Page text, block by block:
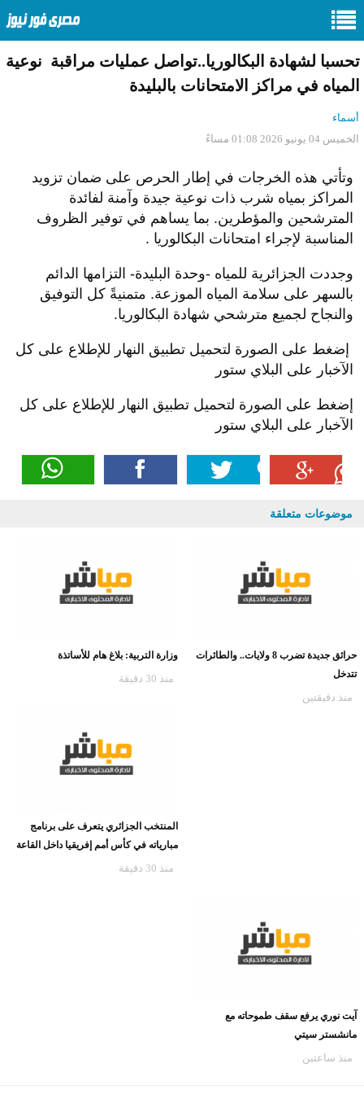
تحسبا لشهادة البكالوريا..تواصل عمليات مراقبة نوعية
المياه في مراكز الامتحانات بالبليدة
أسماء
الخميس 04 يونيو 2026 01:08 مساءً
وتأتي هذه الخرجات في إطار الحرص على ضمان تزويد
المراكز بمياه شرب ذات نوعية جيدة وآمنة لفائدة
المترشحين والمؤطرين. بما يساهم في توفير الظروف
المناسبة لإجراء امتحانات البكالوريا .
وجددت الجزائرية للمياه -وحدة البليدة- التزامها الدائم
بالسهر على سلامة المياه الموزعة. متمنيةً كل التوفيق
والنجاح لجميع مترشحي شهادة البكالوريا.
إضغط على الصورة لتحميل تطبيق النهار للإطلاع على كل
الآخبار على البلاي ستور
إضغط على الصورة لتحميل تطبيق النهار للإطلاع على كل
الآخبار على البلاي ستور
موضوعات متعلقة
حرائق جديدة تضرب 8 ولايات.. والطائرات
تتدخل
منذ دقيقتين
وزارة التربية: بلاغ هام للأساتذة
منذ 30 دقيقة
المنتخب الجزائري يتعرف على برنامج
مبارياته في كأس أمم إفريقيا داخل القاعة
منذ 30 دقيقة
آيت نوري يرفع سقف طموحاته مع
مانشستر سيتي
منذ ساعتين